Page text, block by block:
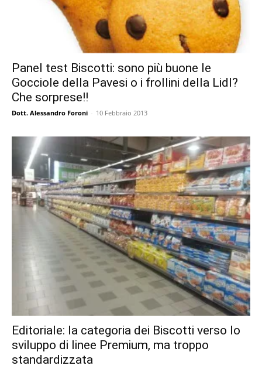
Panel test Biscotti: sono più buone le
Gocciole della Pavesi o i frollini della Lidl?
Che sorprese!!
Dott. Alessandro Foroni - 10 Febbraio 2013
Editoriale: la categoria dei Biscotti verso lo
sviluppo di linee Premium, ma troppo
standardizzata